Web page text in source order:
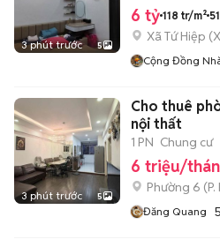
3 phút trước 5
6 tỷ 118 tr/m²
Xã Tứ Hiệp (
Cộng Đồng
3 phút trước 5
Cho thuê
nội thất
1 PN Chung cư
6 triệu/
Phường 6 (
Đăng Quang